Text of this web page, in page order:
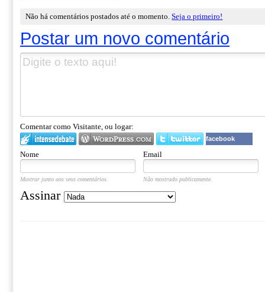
Não há comentários postados até o momento.Seja o primeiro!
Postar um novo comentário
Comentar como Visitante, ou logar:
facebook
Nome Email
Mostrar junto aos seus comentários. Não mostrado publicamente.
Assinar